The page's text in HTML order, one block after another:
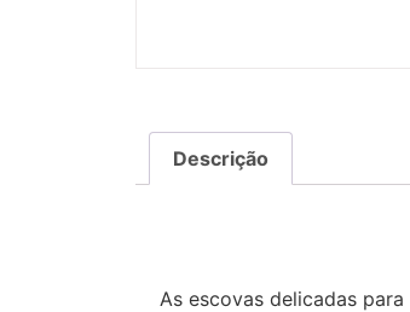
Descrição
As escovas delicadas